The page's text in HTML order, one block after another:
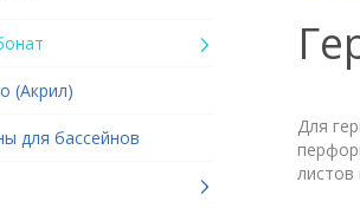
(Акрил)
для бассейнов
Для
листов